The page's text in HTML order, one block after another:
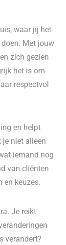
waar jij het
Met jouw
zich gezien
het is om
respectvol
en helpt
niet alleen
iemand nog
van cliënten
en keuzes.
Je reikt
verandert?